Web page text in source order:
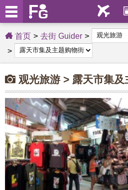
首页 去街 Guider
观光旅游 > 露天市集及